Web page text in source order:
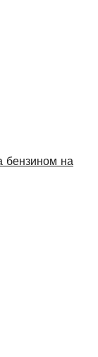
бензином на